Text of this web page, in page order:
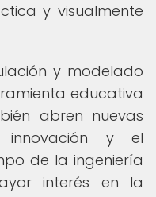
y visualmente
y modelado
educativa
abren nuevas
innovación y el
de la ingeniería
interés en la